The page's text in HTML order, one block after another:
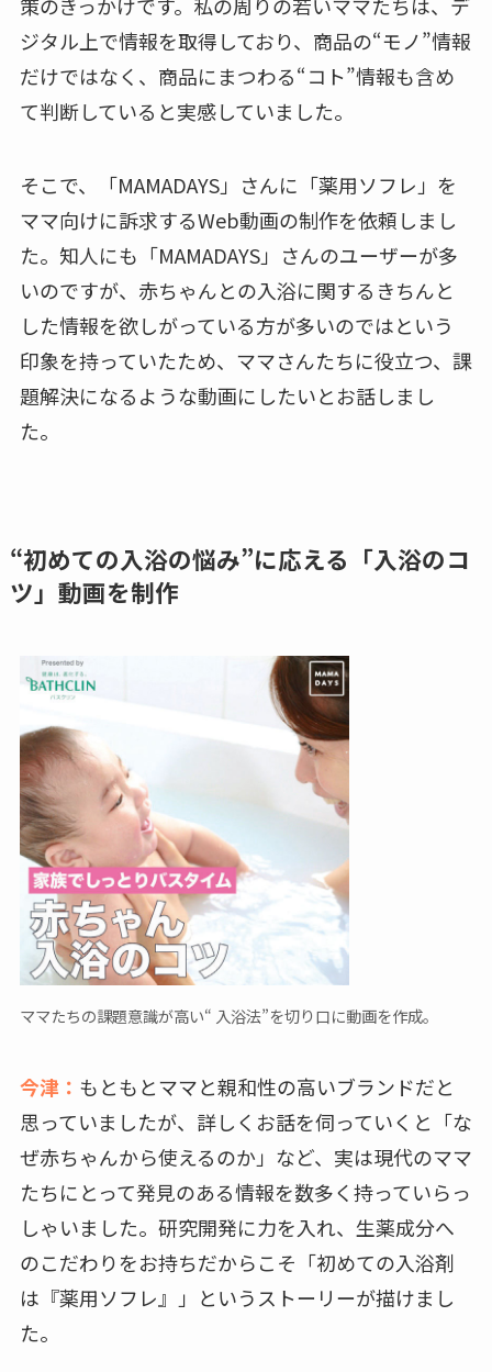
ジタル上で情報を取得しており、商品の“モノ”情報
だけではなく、商品にまつわる“コト”情報も含め
て判断していると実感していました。
そこで、「MAMADAYS」さんに「薬用ソフレ」を
ママ向けに訴求するWeb動画の制作を依頼しまし
た。知人にも「MAMADAYS」さんのユーザーが多
いのですが、赤ちゃんとの入浴に関するきちんと
した情報を欲しがっている方が多いのではという
印象を持っていたため、ママさんたちに役立つ、課
題解決になるような動画にしたいとお話しまし
た。
“初めての入浴の悩み”に応える「入浴のコ
ツ」動画を制作
ママたちの課題意識が高い“ 入浴法”を切り口に動画を作成。
今津： もともとママと親和性の高いブランドだと
思っていましたが、詳しくお話を伺っていくと「な
ぜ赤ちゃんから使えるのか」など、実は現代のママ
たちにとって発見のある情報を数多く持っていらっ
しゃいました。研究開発に力を入れ、生薬成分へ
のこだわりをお持ちだからこそ「初めての入浴剤
は『薬用ソフレ』」というストーリーが描けまし
た。